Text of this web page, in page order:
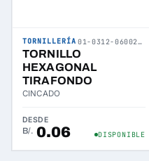
TORNILLERÍA 01-0312-060025-02
TORNILLO
HEXAGONAL
TIRAFONDO
CINCADO
DESDE
B/. 0.06 DISPONIBLE